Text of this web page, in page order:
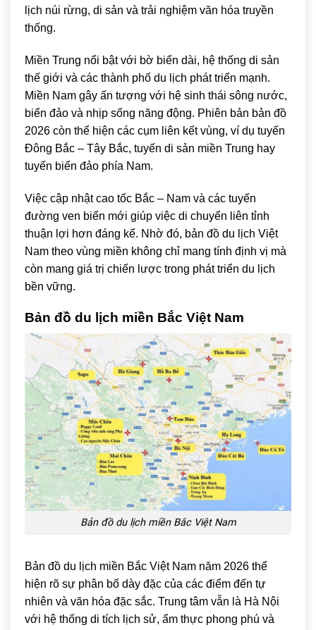
lịch núi rừng, di sản và trải nghiệm văn hóa truyền
thống.
Miền Trung nổi bật với bờ biển dài, hệ thống di sản
thế giới và các thành phố du lịch phát triển mạnh.
Miền Nam gây ấn tượng với hệ sinh thái sông nước,
biển đảo và nhịp sống năng động. Phiên bản bản đồ
2026 còn thể hiện các cụm liên kết vùng, ví dụ tuyến
Đông Bắc – Tây Bắc, tuyến di sản miền Trung hay
tuyến biển đảo phía Nam.
Việc cập nhật cao tốc Bắc – Nam và các tuyến
đường ven biển mới giúp việc di chuyển liên tỉnh
thuận lợi hơn đáng kể. Nhờ đó, bản đồ du lịch Việt
Nam theo vùng miền không chỉ mang tính định vị mà
còn mang giá trị chiến lược trong phát triển du lịch
bền vững.
Bản đồ du lịch miền Bắc Việt Nam
Bản đồ du lịch miền Bắc Việt Nam
Bản đồ du lịch miền Bắc Việt Nam năm 2026 thể
hiện rõ sự phân bố dày đặc của các điểm đến tự
nhiên và văn hóa đặc sắc. Trung tâm vẫn là Hà Nội
với hệ thống di tích lịch sử, ẩm thực phong phú và